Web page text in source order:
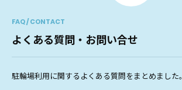
FAQ / CONTACT
よくある質問・お問い合せ
駐輪場利用に関するよくある質問をまとめました。